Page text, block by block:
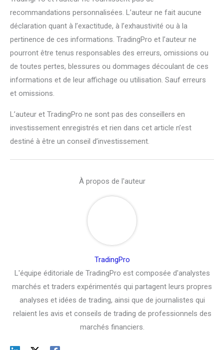
recommandations personnalisées. L’auteur ne fait aucune
déclaration quant à l’exactitude, à l’exhaustivité ou à la
pertinence de ces informations. TradingPro et l’auteur ne
pourront être tenus responsables des erreurs, omissions ou
de toutes pertes, blessures ou dommages découlant de ces
informations et de leur affichage ou utilisation. Sauf erreurs
et omissions.
L’auteur et TradingPro ne sont pas des conseillers en
investissement enregistrés et rien dans cet article n’est
destiné à être un conseil d’investissement.
À propos de l'auteur
TradingPro
L'équipe éditoriale de TradingPro est composée d'analystes
marchés et traders expérimentés qui partagent leurs propres
analyses et idées de trading, ainsi que de journalistes qui
relaient les avis et conseils de trading de professionnels des
marchés financiers.